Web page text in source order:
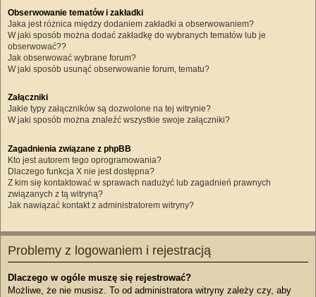
Obserwowanie tematów i zakładki
Jaka jest różnica między dodaniem zakładki a obserwowaniem?
W jaki sposób można dodać zakładkę do wybranych tematów lub je
obserwować??
Jak obserwować wybrane forum?
W jaki sposób usunąć obserwowanie forum, tematu?
Załączniki
Jakie typy załączników są dozwolone na tej witrynie?
W jaki sposób można znaleźć wszystkie swoje załączniki?
Zagadnienia związane z phpBB
Kto jest autorem tego oprogramowania?
Dlaczego funkcja X nie jest dostępna?
Z kim się kontaktować w sprawach nadużyć lub zagadnień prawnych
związanych z tą witryną?
Jak nawiązać kontakt z administratorem witryny?
Problemy z logowaniem i rejestracją
Dlaczego w ogóle muszę się rejestrować?
Możliwe, że nie musisz. To od administratora witryny zależy czy, aby